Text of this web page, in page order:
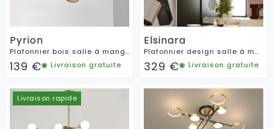
Pyrion
Plafonnier bois salle à manger
139 €◉ Livraison gratuite
Elsinara
Plafonnier design salle à manger
329 €◉ Livraison gratuite
Livraison rapide